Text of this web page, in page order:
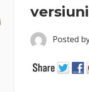
Posted